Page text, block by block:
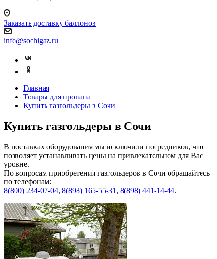
Заказать доставку баллонов
info@sochigaz.ru
Главная
Товары для пропана
Купить газгольдеры в Сочи
Купить газгольдеры в Сочи
В поставках оборудования мы исключили посредников, что
позволяет устанавливать цены на привлекательном для Вас
уровне.
По вопросам приобретения газгольдеров в Сочи обращайтесь
по телефонам:
8(800) 234-07-04, 8(898) 165-55-31 , 8(898) 441-14-44.